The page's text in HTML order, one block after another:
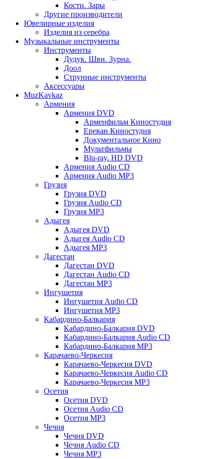
Кости. Зары
Другие производители
Ювелирные изделия
Изделия из серебра
Музыкальные инструменты
Инструменты
Дудук. Шви. Зурна.
Доол
Струнные инструменты
Аксессуары
MuzKavkaz
Армения
Армения DVD
Арменфильм Киностудия
Ереван Киностудия
Документальное Кино
Мультфильмы
Blu-ray. HD DVD
Армения Audio CD
Армения Audio MP3
Грузия
Грузия DVD
Грузия Audio CD
Грузия MP3
Адыгея
Адыгея DVD
Адыгея Audio CD
Адыгея MP3
Дагестан
Дагестан DVD
Дагестан Audio CD
Дагестан MP3
Ингушетия
Ингушетия Audio CD
Ингушетия MP3
Кабардино-Балкария
Кабардино-Балкария DVD
Кабардино-Балкария Audio CD
Кабардино-Балкария MP3
Карачаево-Черкесия
Карачаево-Черкесия DVD
Карачаево-Черкесия Audio CD
Карачаево-Черкесия MP3
Осетия
Осетия DVD
Осетия Audio CD
Осетия MP3
Чечня
Чечня DVD
Чечня Audio CD
Чечня MP3